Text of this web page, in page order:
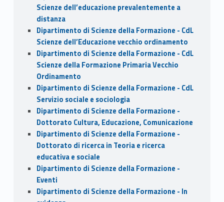
Scienze dell’educazione prevalentemente a
distanza
Dipartimento di Scienze della Formazione - CdL
Scienze dell’Educazione vecchio ordinamento
Dipartimento di Scienze della Formazione - CdL
Scienze della Formazione Primaria Vecchio
Ordinamento
Dipartimento di Scienze della Formazione - CdL
Servizio sociale e sociologia
Dipartimento di Scienze della Formazione -
Dottorato Cultura, Educazione, Comunicazione
Dipartimento di Scienze della Formazione -
Dottorato di ricerca in Teoria e ricerca
educativa e sociale
Dipartimento di Scienze della Formazione -
Eventi
Dipartimento di Scienze della Formazione - In